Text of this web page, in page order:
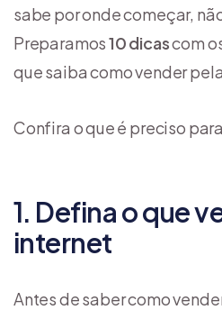
sabe por onde começar,
Preparamos10 dicascom
que saiba como vender
Confira o que é preciso
1. Defina o que
internet
Antes de saber como